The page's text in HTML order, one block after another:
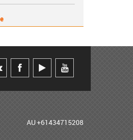
AU +61434715208